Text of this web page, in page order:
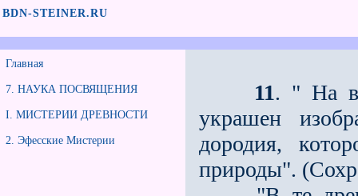
BDN-STEINER.RU
Главная
7. НАУКА ПОСВЯЩЕНИЯ
I. МИСТЕРИИ ДРЕВНОСТИ
2. Эфесские Мистерии
11. " На
украшен
дородия,
природы".